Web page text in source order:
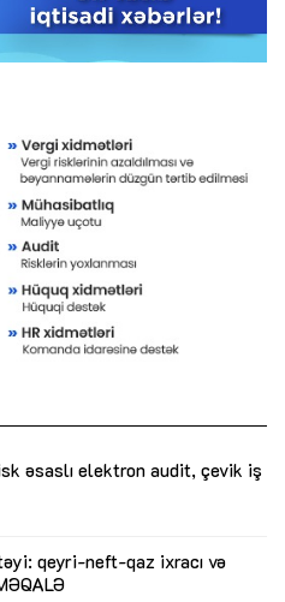
əsaslı elektron audit, çevik iş
qeyri-neft-qaz ixracı və